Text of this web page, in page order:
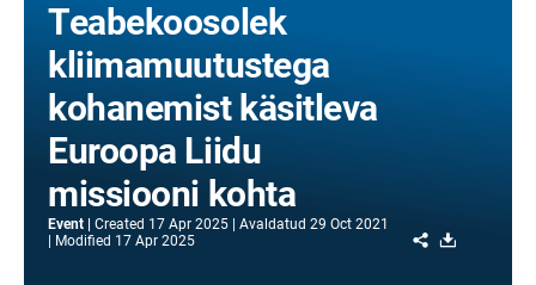
Teabekoosolek
kliimamuutustega
kohanemist käsitleva
Euroopa Liidu
missiooni kohta
Event Created 17 Apr 2025 Avaldatud 29 Oct 2021
Modified 17 Apr 2025 Share